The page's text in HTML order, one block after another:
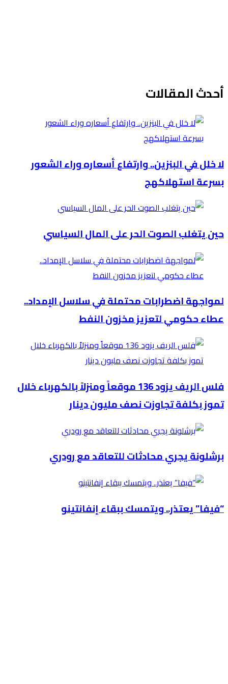
أحدث المقالات
لا خلل في البنزين.. وارتفاع أسعاره وراء الشعور
بسرعة استهلاكهج
حين يتغلب الصوت الحر على المال السياسي
لمواجهة اضطرابات محتملة في سلاسل الإمداد..
عطاء حكومي لتعزيز مخزون النفط
فلس الريف يزود 136 موقعاً ومنزلاً بالكهرباء خلال
تموز بكلفة تجاوزت نصف مليون دينار
برشلونة يجري محادثات للتعاقد مع رودري
“فيفا” يعتذر.. ويتمسك ببقاء إنفانتينو